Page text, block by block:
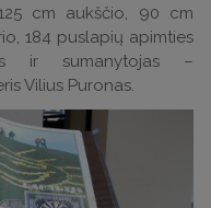
cm aukščio, 90 cm
184 puslapių apimties
ir sumanytojas –
Vilius Puronas.